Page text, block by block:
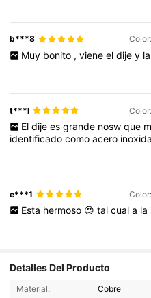
b***8
Muy bonito , viene el dije y la
t***l
El dije es grande nosw que
identificadocomoacero
e***1
Esta hermoso 😍 tal cual a la
Detalles Del Producto
Material: Cobre
4,93 4.2K Seguidores